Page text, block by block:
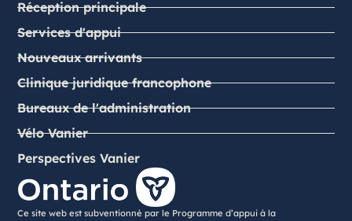
Réception principale
Services d'appui
Nouveaux arrivants
Clinique juridique francophone
Bureaux de l'administration
Vélo Vanier
Perspectives Vanier
Ce site web est subventionné par le Programme d’appui à la